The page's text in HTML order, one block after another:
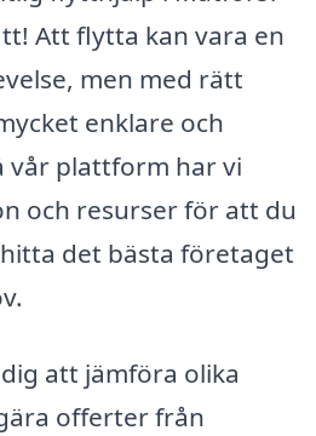
Att flytta kan vara en
men med rätt
enklare och
vår plattform har vi
och resurser för att du
det bästa företaget
att jämföra olika
offerter från